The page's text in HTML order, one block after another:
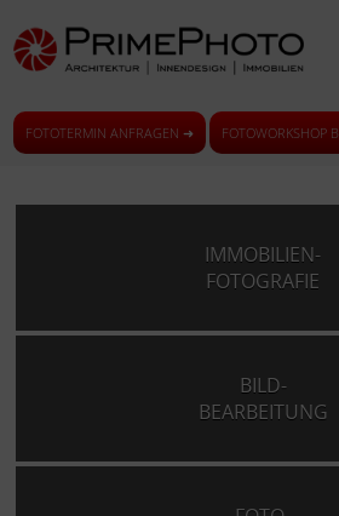
FOTOTERMIN ANFRAGEN ➜ FOTOWORKSHOP
IMMOBILIEN-
FOTOGRAFIE
BILD-
BEARBEITUNG